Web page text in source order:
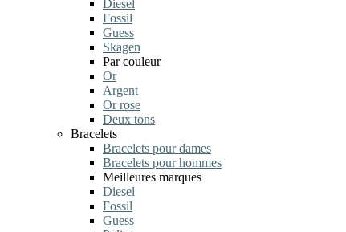
Diesel
Fossil
Guess
Skagen
Par couleur
Or
Argent
Or rose
Deux tons
Bracelets
Bracelets pour dames
Bracelets pour hommes
Meilleures marques
Diesel
Fossil
Guess